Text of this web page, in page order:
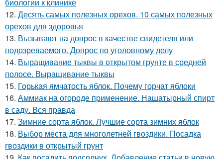
12. Десять самых полезных орехов. 10 самых полезных
орехов для здоровья
13. Вызывают на допрос в качестве свидетеля или
подозреваемого. Допрос по уголовному делу
14. Выращивание тыквы в открытом грунте в средней
полосе. Выращивание тыквы
15. Горькая ямчатость яблок. Почему горчат яблоки
16. Аммиак на огороде применение. Нашатырный спирт
в саду. Вся правда
17. Зимние сорта яблок. Лучшие сорта зимних яблок
18. Выбор места для многолетней гвоздики. Посадка
гвоздики в открытый грунт